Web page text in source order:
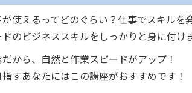
使えるってどのぐらい？仕事でスキル
のビジネススキルをしっかりと身に付け
から、自然と作業スピードがアップ！
すあなたにはこの講座がおすすめです！